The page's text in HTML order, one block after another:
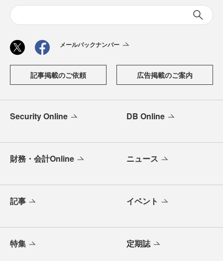
メールバックナンバー
記事掲載のご依頼 広告掲載のご案内
Security Online DB Online
財務・会計Online ニュース
記事 イベント
特集 定期誌